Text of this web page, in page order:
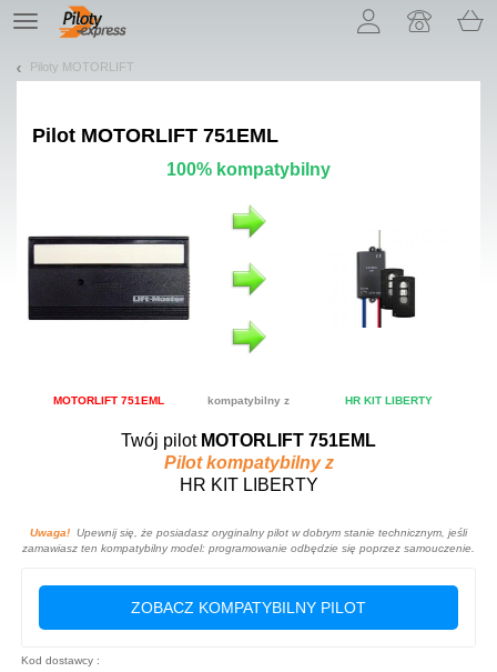
TE
navigation
Piloty MOTORLIFT
Pilot MOTORLIFT 751EML
100% kompatybilny
MOTORLIFT 751EML kompatybilny z HR KIT LIBERTY
Twój pilot MOTORLIFT 751EML
Pilot kompatybilny z
HR KIT LIBERTY
Uwaga! Upewnij się, że posiadasz oryginalny pilot w dobrym stanie technicznym, jeśli
zamawiasz ten kompatybilny model: programowanie odbędzie się poprzez samouczenie.
ZOBACZ KOMPATYBILNY PILOT
Kod dostawcy :
Pozwól, że przedstawimy nasze ciasteczka!